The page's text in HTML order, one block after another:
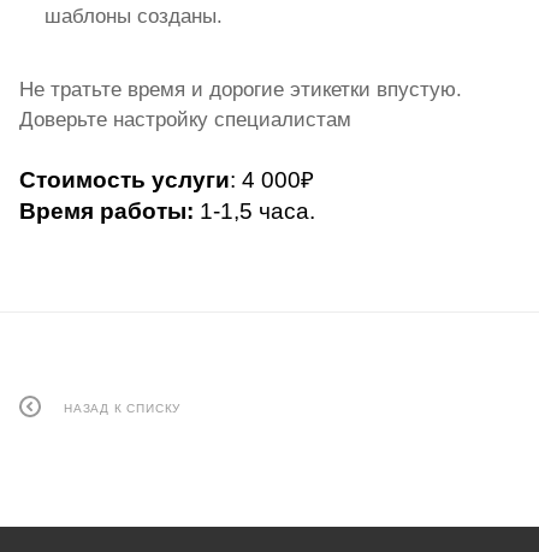
шаблоны созданы.
Не тратьте время и дорогие этикетки впустую.
Доверьте настройку специалистам
Стоимость услуги: 4 000₽
Время работы: 1-1,5 часа.
НАЗАД К СПИСКУ